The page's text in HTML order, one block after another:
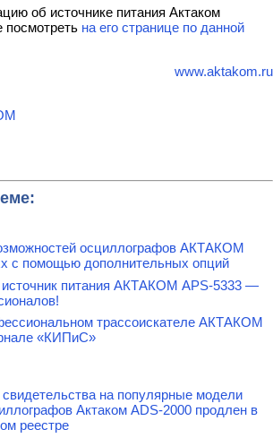
об источнике питания Актаком
на его странице по данной
www.aktakom.ru
осциллографов АКТАКОМ
с помощью дополнительных опций
питания АКТАКОМ APS-5333 —
трассоискателе АКТАКОМ
«КИПиС»
на популярные модели
Актаком ADS-2000 продлен в
реестре